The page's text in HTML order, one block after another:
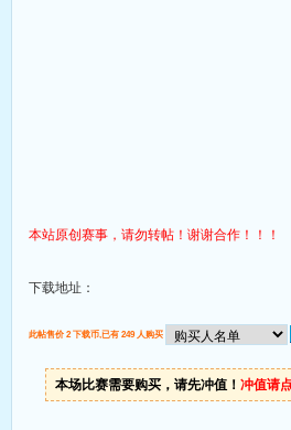
本站原创赛事，请勿转帖！谢谢合作！！！
下载地址：
此帖售价 2 下载币,已有 249 人购买
本场比赛需要购买，请先冲值！ 冲值请